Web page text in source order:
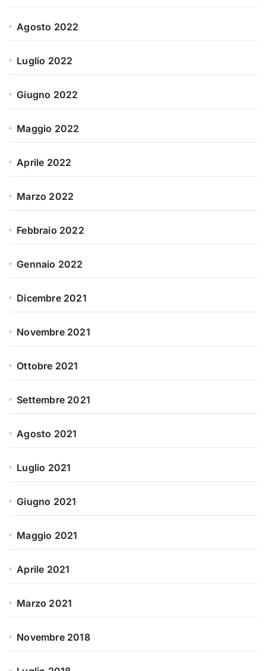
Agosto 2022
Luglio 2022
Giugno 2022
Maggio 2022
Aprile 2022
Marzo 2022
Febbraio 2022
Gennaio 2022
Dicembre 2021
Novembre 2021
Ottobre 2021
Settembre 2021
Agosto 2021
Luglio 2021
Giugno 2021
Maggio 2021
Aprile 2021
Marzo 2021
Novembre 2018